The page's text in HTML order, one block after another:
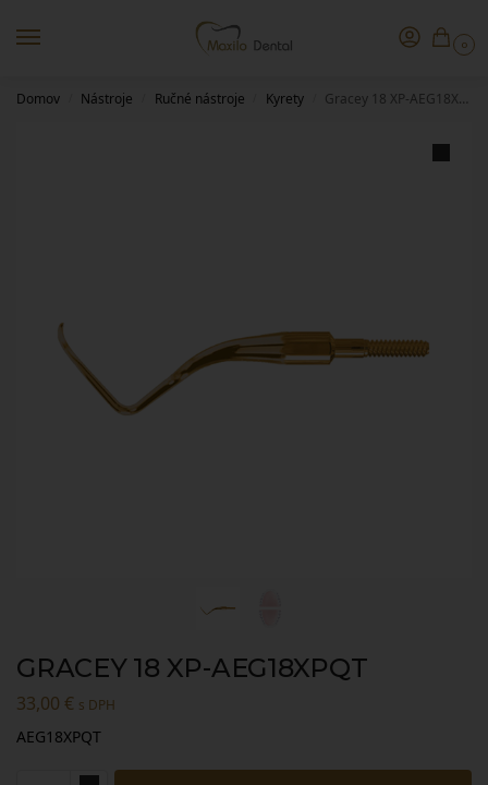
0
Domov Nástroje Ručné nástroje Kyrety Gracey 18 XP-AEG18XPQT
GRACEY 18 XP-AEG18XPQT
33,00 € s DPH
AEG18XPQT